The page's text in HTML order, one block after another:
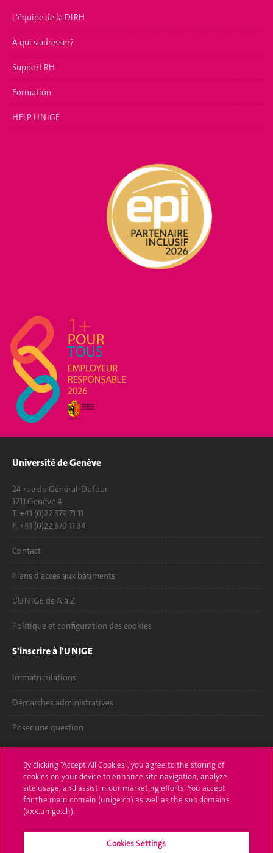
L'équipe de la DIRH
À qui s'adresser?
Support RH
Formation
HELP UNIGE
Université de Genève
24 rue du Général-Dufour
1211 Genève 4
T. +41 (0)22 379 71 11
F. +41 (0)22 379 11 34
Contact
Plans d'accès aux bâtiments
L'UNIGE de A à Z
Politique et configuration des cookies
S'inscrire à l'UNIGE
Immatriculations
Démarches administratives
Poser une question
UNIGE Mobile
Médias
Offres d'emploi
By clicking “Accept All Cookies”, you agree to the storing of
cookies on your device to enhance site navigation, analyze
site usage, and assist in our marketing efforts. You accept
for the main domain (unige.ch) as well as the sub domains
(xxx.unige.ch).
Cookies Settings